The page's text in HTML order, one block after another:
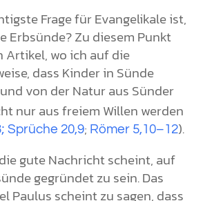
Frage für Evangelikale ist,
Erbsünde? Zu diesem Punkt
Artikel, wo ich auf die
dass Kinder in Sünde
von der Natur aus Sünder
nur aus freiem Willen werden
Sprüche 20,9; Römer 5,10–12).
gute Nachricht scheint, auf
gegründet zu sein. Das
Paulus scheint zu sagen, dass